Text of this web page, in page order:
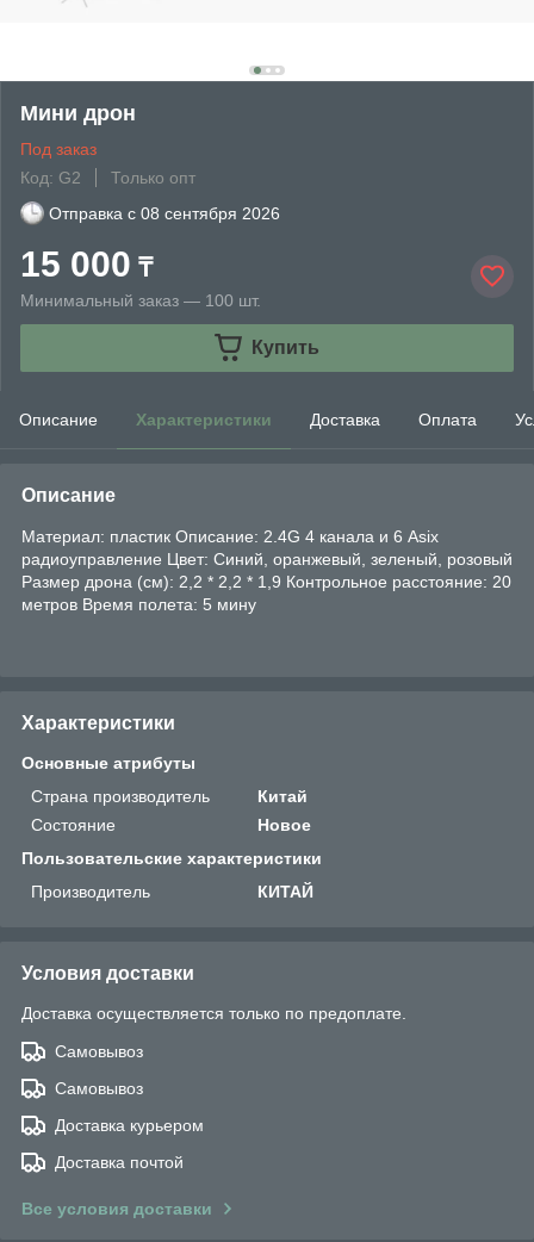
Мини дрон
Под заказ
Код: G2
Только опт
Отправка с 08 сентября 2026
15 000 ₸
Минимальный заказ — 100 шт.
Купить
Описание Характеристики Доставка Оплата
Описание
Материал: пластик Описание: 2.4G 4 канала и 6 Asix
радиоуправление Цвет: Синий, оранжевый, зеленый, розовый
Размер дрона (см): 2,2 * 2,2 * 1,9 Контрольное расстояние: 20
метров Время полета: 5 мину
Характеристики
Основные атрибуты
Страна производитель
Китай
Состояние
Новое
Пользовательские характеристики
Производитель
КИТАЙ
Условия доставки
Доставка осуществляется только по предоплате.
Самовывоз
Самовывоз
Доставка курьером
Доставка почтой
Все условия доставки